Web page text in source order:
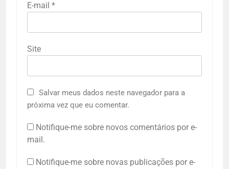
E-mail *
Site
Salvar meus dados neste navegador para a
próxima vez que eu comentar.
Notifique-me sobre novos comentários por e-
mail.
Notifique-me sobre novas publicações por e-